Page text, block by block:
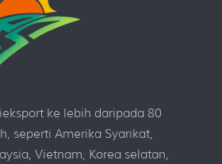
ke lebih daripada 80
seperti Amerika Syarikat,
Vietnam, Korea selatan,